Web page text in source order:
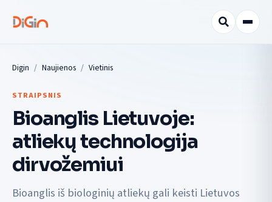
Digin Naujienos Vietinis
STRAIPSNIS
Bioanglis Lietuvoje:
atliekų technologija
dirvožemiui
Bioanglis iš biologinių atliekų gali keisti Lietuvos